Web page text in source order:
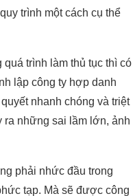
trình một cách cụ thể
quá trình làm thủ tục thì có
lập công ty hợp danh
nhanh chóng và triệt
ra những sai lầm lớn, ảnh
phải nhức đầu trong
tạp. Mà sẽ được công